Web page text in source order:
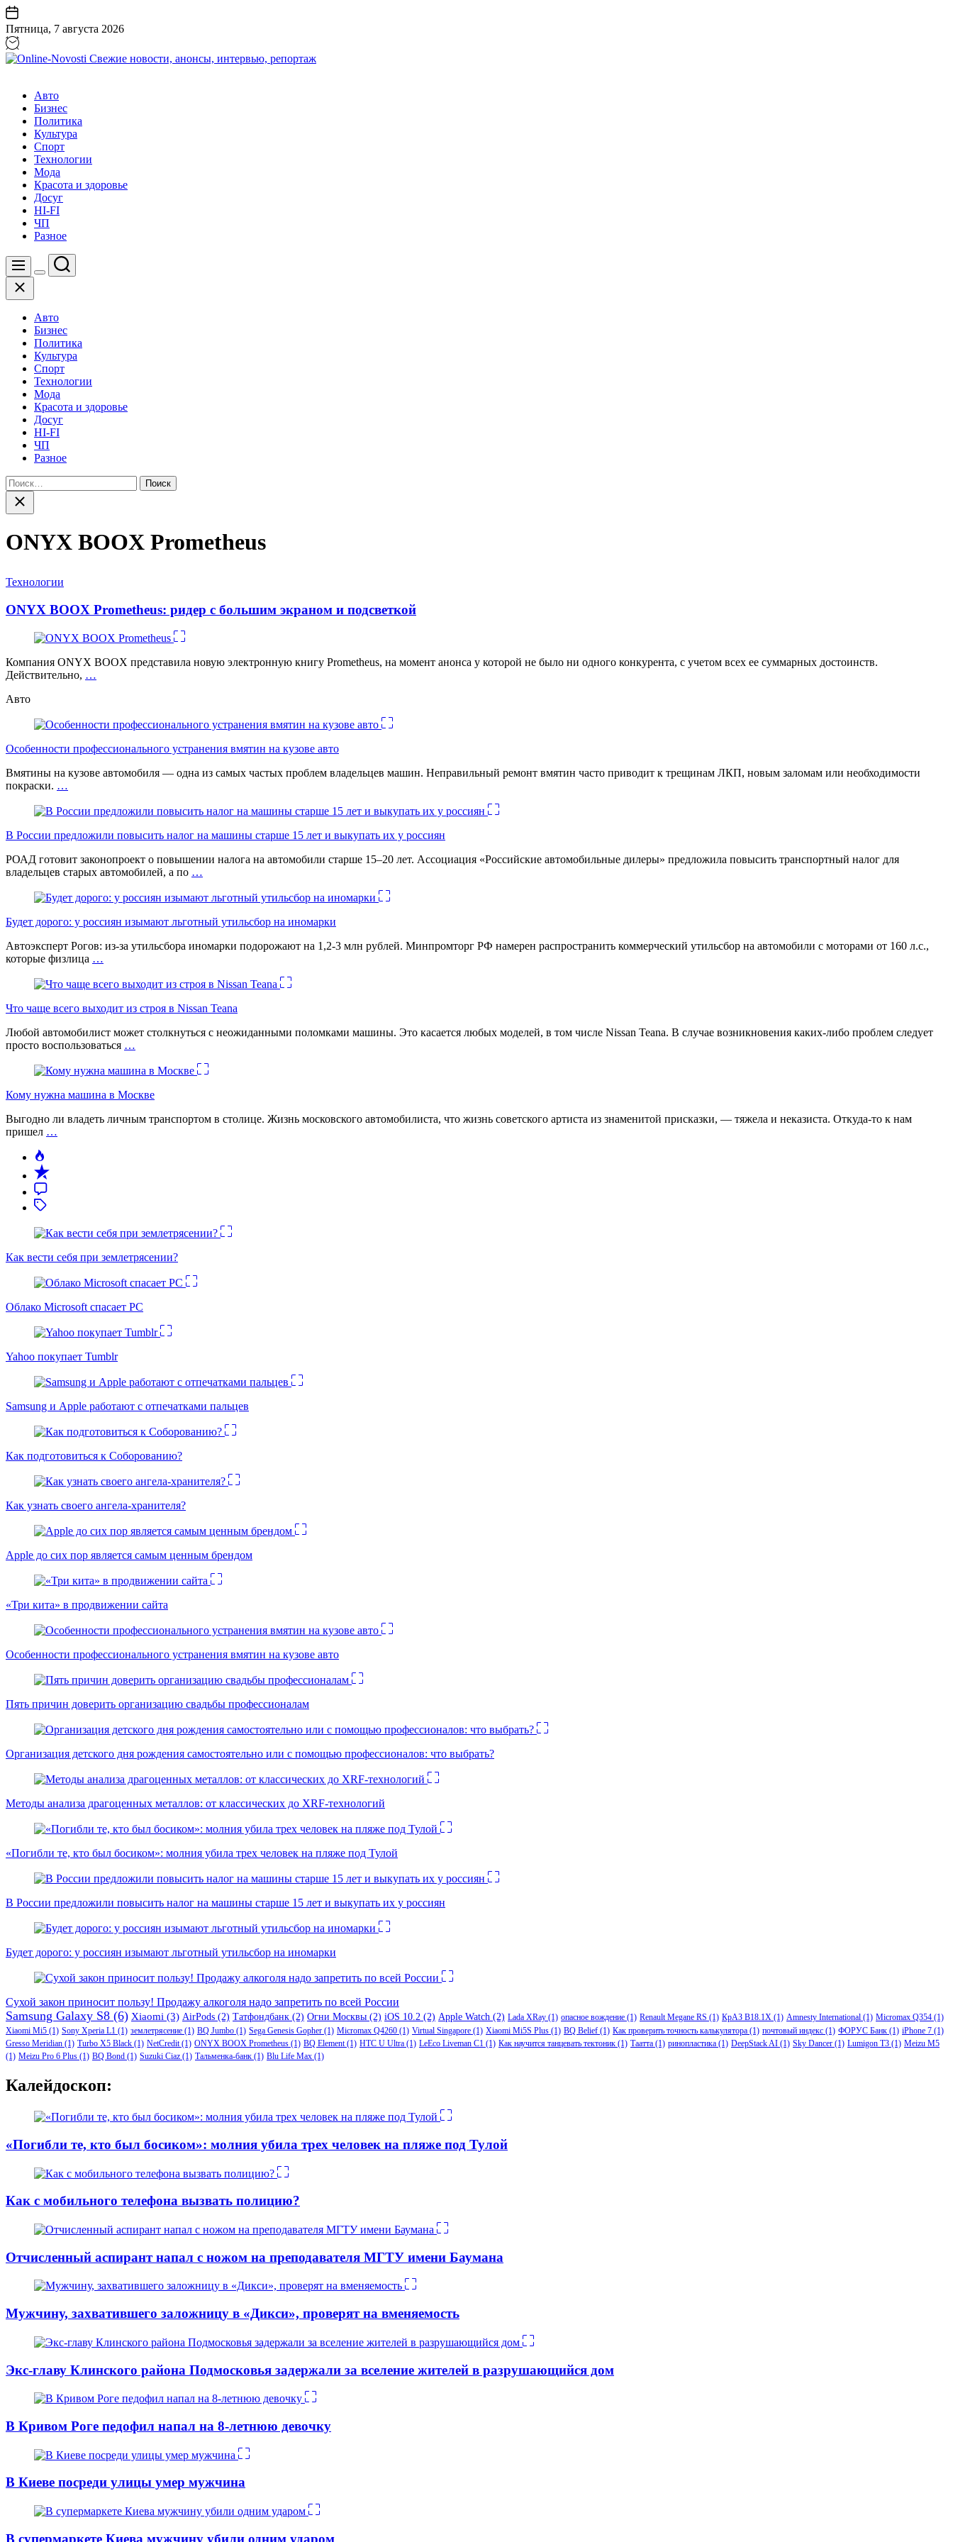
Перейти
к
содержанию
Пятница, 7 августа 2026
Свежие
новости,
анонсы,
интервью,
репортаж
Авто
Бизнес
Политика
Культура
Спорт
Технологии
Мода
Красота и здоровье
Досуг
HI-FI
ЧП
Разное
Меню
Цвет
Поиск
Закрыть
Авто
Бизнес
Политика
Культура
Спорт
Технологии
Мода
Красота и здоровье
Досуг
HI-FI
ЧП
Разное
Найти:
Закрыть
поиск
ONYX BOOX Prometheus
Категории
Технологии
ONYX BOOX Prometheus: ридер с большим экраном и подсветкой
Компания ONYX BOOX представила новую электронную книгу Prometheus, на момент анонса у которой не было ни одного конкурента, с учетом всех ее суммарных достоинств.
Действительно, …
Авто
Особенности профессионального устранения вмятин на кузове авто
Вмятины на кузове автомобиля — одна из самых частых проблем владельцев машин. Неправильный ремонт вмятин часто приводит к трещинам ЛКП, новым заломам или необходимости
покраски. …
В России предложили повысить налог на машины старше 15 лет и выкупать их у россиян
РОАД готовит законопроект о повышении налога на автомобили старше 15–20 лет. Ассоциация «Российские автомобильные дилеры» предложила повысить транспортный налог для
владельцев старых автомобилей, а по …
Будет дорого: у россиян изымают льготный утильсбор на иномарки
Автоэксперт Рогов: из-за утильсбора иномарки подорожают на 1,2-3 млн рублей. Минпромторг РФ намерен распространить коммерческий утильсбор на автомобили с моторами от 160 л.с.,
которые физлица …
Что чаще всего выходит из строя в Nissan Teana
Любой автомобилист может столкнуться с неожиданными поломками машины. Это касается любых моделей, в том числе Nissan Teana. В случае возникновения каких-либо проблем следует
просто воспользоваться …
Кому нужна машина в Москве
Выгодно ли владеть личным транспортом в столице. Жизнь московского автомобилиста, что жизнь советского артиста из знаменитой присказки, — тяжела и неказиста. Откуда-то к нам
пришел …
Как вести себя при землетрясении?
Облако Microsoft спасает PC
Yahoo покупает Tumblr
Samsung и Apple работают с отпечатками пальцев
Как подготовиться к Соборованию?
Как узнать своего ангела-хранителя?
Apple до сих пор является самым ценным брендом
«Три кита» в продвижении сайта
Особенности профессионального устранения вмятин на кузове авто
Пять причин доверить организацию свадьбы профессионалам
Организация детского дня рождения самостоятельно или с помощью профессионалов: что выбрать?
Методы анализа драгоценных металлов: от классических до XRF-технологий
«Погибли те, кто был босиком»: молния убила трех человек на пляже под Тулой
В России предложили повысить налог на машины старше 15 лет и выкупать их у россиян
Будет дорого: у россиян изымают льготный утильсбор на иномарки
Сухой закон приносит пользу! Продажу алкоголя надо запретить по всей России
Samsung Galaxy S8 (6) Xiaomi (3) AirPods (2) Татфондбанк (2) Огни Москвы (2) iOS 10.2 (2) Apple Watch (2) Lada XRay (1) опасное вождение (1) Renault Megane RS (1) КрАЗ В18.1Х (1) Amnesty International (1) Micromax Q354 (1)
Xiaomi Mi5 (1) Sony Xperia L1 (1) землетрясение (1) BQ Jumbo (1) Sega Genesis Gopher (1) Micromax Q4260 (1) Virtual Singapore (1) Xiaomi Mi5S Plus (1) BQ Belief (1) Как проверить точность калькулятора (1) почтовый индекс (1) ФОРУС Банк (1) iPhone 7 (1)
Gresso Meridian (1) Turbo X5 Black (1) NetCredit(1) ONYX BOOX Prometheus (1) BQ Element(1) HTC U Ultra (1) LeEco Liveman C1 (1) Как научится танцевать тектоник (1) Таатта (1) ринопластика (1) DeepStack AI (1) Sky Dancer (1) Lumigon T3 (1) Meizu M5
(1) Meizu Pro 6 Plus (1) BQ Bond (1) Suzuki Ciaz (1) Тальменка-банк (1) Blu Life Max (1)
Калейдоскоп:
«Погибли те, кто был босиком»: молния убила трех человек на пляже под Тулой
Как с мобильного телефона вызвать полицию?
Отчисленный аспирант напал с ножом на преподавателя МГТУ имени Баумана
Мужчину, захватившего заложницу в «Дикси», проверят на вменяемость
Экс-главу Клинского района Подмосковья задержали за вселение жителей в разрушающийся дом
В Кривом Роге педофил напал на 8-летнюю девочку
В Киеве посреди улицы умер мужчина
В супермаркете Киева мужчину убили одним ударом